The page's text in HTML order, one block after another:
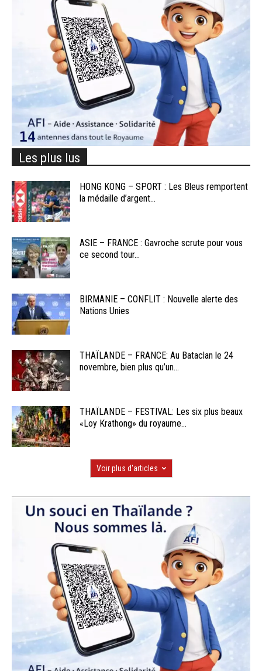
Les plus lus
HONG KONG – SPORT : Les Bleus remportent
la médaille d’argent...
ASIE – FRANCE : Gavroche scrute pour vous
ce second tour...
BIRMANIE – CONFLIT : Nouvelle alerte des
Nations Unies
THAÏLANDE – FRANCE: Au Bataclan le 24
novembre, bien plus qu’un...
THAÏLANDE – FESTIVAL: Les six plus beaux
«Loy Krathong» du royaume...
Voir plus d'articles